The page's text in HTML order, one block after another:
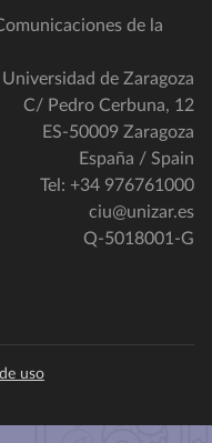
de la
Universidad de Zaragoza
C/ Pedro Cerbuna, 12
ES-50009 Zaragoza
España / Spain
Tel: +34 976761000
ciu@unizar.es
Q-5018001-G
uso